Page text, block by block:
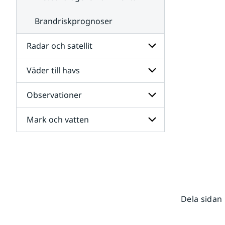
Brandriskprognoser
Radar och satellit
Undersidor
för
Radar
och
satellit
Väder till havs
Undersidor
för
Väder
till
havs
Observationer
Undersidor
för
Mark och vatten
Dela sidan